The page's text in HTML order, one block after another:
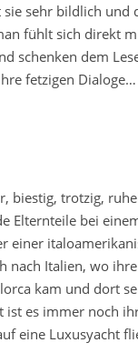
sehr bildlich
fühlt sich direkt
schenken dem
fetzigen Dialoge…
biestig, trotzig,
Elternteile bei
einer
nach Italien, wo
kam und dort
ist es immer noch
eine Luxusyacht